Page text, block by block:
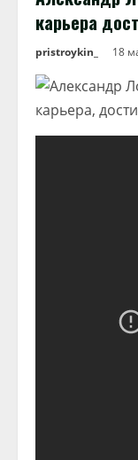
карьера
pristroykin_ 18